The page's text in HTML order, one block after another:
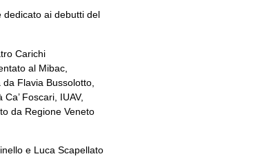
dedicato ai debutti del
Carichi
al Mibac,
Flavia Bussolotto,
Foscari, IUAV,
da Regione Veneto
e Luca Scapellato